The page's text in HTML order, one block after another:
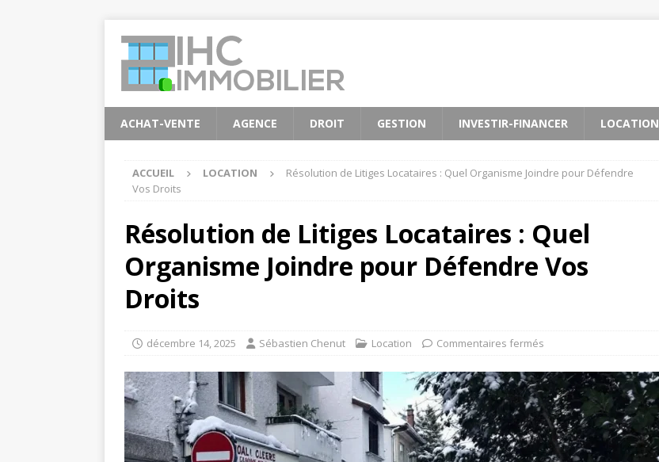
ACHAT-VENTE AGENCE DROIT GESTION INVESTIR-FINANCER LOCATION
ACCUEIL LOCATION
Résolution de Litiges Locataires : Quel Organisme Joindre pour Défendre
Vos Droits
Résolution de Litiges Locataires : Quel
Organisme Joindre pour Défendre Vos
Droits
décembre 14, 2025 Sébastien Chenut Location Commentaires fermés